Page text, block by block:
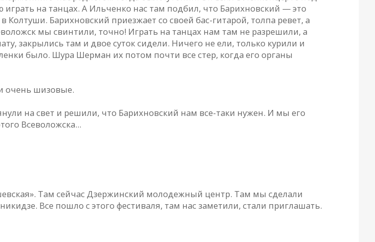
на танцах. А Ильченко нас там подбил, что Барихновский — это
Барихновский приезжает со своей бас-гитарой, толпа ревет, а
мы свинтили, точно! Играть на танцах нам там не разрешили, а
закрылись там и двое суток сидели. Ничего не ели, только курили и
было. Шура Шерман их потом почти все стер, когда его органы
очень шизовые.
на свет и решили, что Барихновский нам все-таки нужен. И мы его
Всеволожска...
Там сейчас Дзержинский молодежный центр. Там мы сделали
Все пошло с этого фестиваля, там нас заметили, стали приглашать.